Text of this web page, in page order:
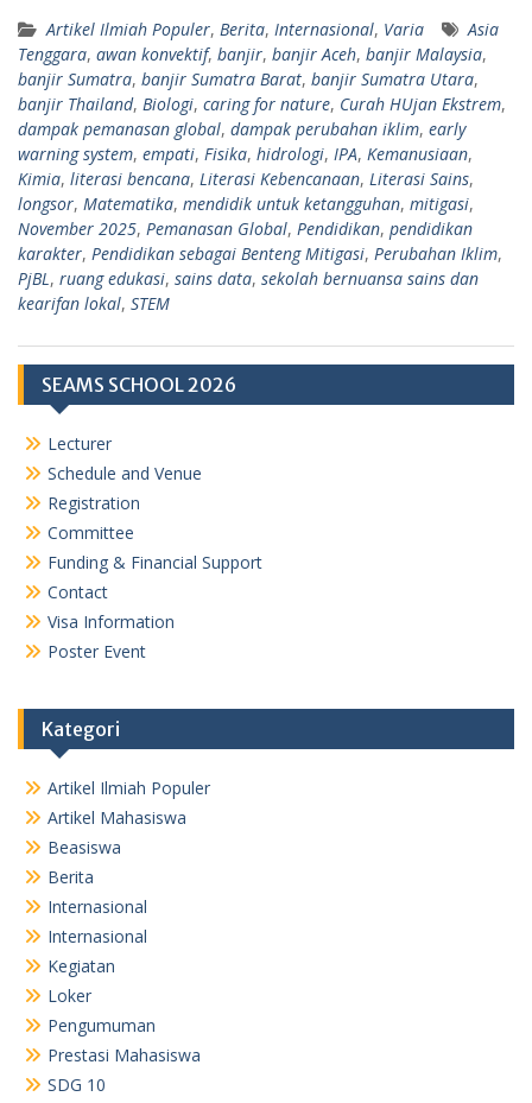
Artikel Ilmiah Populer, Berita, Internasional, Varia
Asia
Tenggara, awan konvektif, banjir, banjir Aceh, banjir Malaysia,
banjir Sumatra, banjir Sumatra Barat, banjir Sumatra Utara,
banjir Thailand, Biologi, caring for nature, Curah HUjan Ekstrem,
dampak pemanasan global, dampak perubahan iklim, early
warning system, empati, Fisika, hidrologi, IPA, Kemanusiaan,
Kimia, literasi bencana, Literasi Kebencanaan, Literasi Sains,
longsor, Matematika, mendidik untuk ketangguhan, mitigasi,
November 2025, Pemanasan Global, Pendidikan, pendidikan
karakter, Pendidikan sebagai Benteng Mitigasi, Perubahan Iklim,
PjBL, ruang edukasi, sains data, sekolah bernuansa sains dan
kearifan lokal, STEM
SEAMS SCHOOL 2026
Lecturer
Schedule and Venue
Registration
Committee
Funding & Financial Support
Contact
Visa Information
Poster Event
Kategori
Artikel Ilmiah Populer
Artikel Mahasiswa
Beasiswa
Berita
Internasional
Internasional
Kegiatan
Loker
Pengumuman
Prestasi Mahasiswa
SDG 10